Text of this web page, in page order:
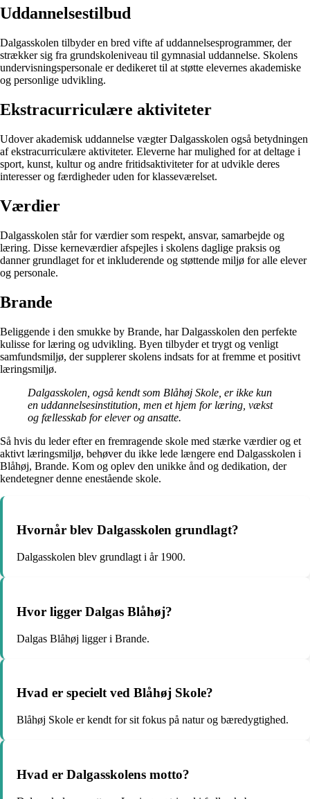
Uddannelsestilbud
Dalgasskolen tilbyder en bred vifte af uddannelsesprogrammer, der
strækker sig fra grundskoleniveau til gymnasial uddannelse. Skolens
undervisningspersonale er dedikeret til at støtte elevernes akademiske
og personlige udvikling.
Ekstracurriculære aktiviteter
Udover akademisk uddannelse vægter Dalgasskolen også betydningen
af ekstracurriculære aktiviteter. Eleverne har mulighed for at deltage i
sport, kunst, kultur og andre fritidsaktiviteter for at udvikle deres
interesser og færdigheder uden for klasseværelset.
Værdier
Dalgasskolen står for værdier som respekt, ansvar, samarbejde og
læring. Disse kerneværdier afspejles i skolens daglige praksis og
danner grundlaget for et inkluderende og støttende miljø for alle elever
og personale.
Brande
Beliggende i den smukke by Brande, har Dalgasskolen den perfekte
kulisse for læring og udvikling. Byen tilbyder et trygt og venligt
samfundsmiljø, der supplerer skolens indsats for at fremme et positivt
læringsmiljø.
Dalgasskolen, også kendt som Blåhøj Skole, er ikke kun
en uddannelsesinstitution, men et hjem for læring, vækst
og fællesskab for elever og ansatte.
Så hvis du leder efter en fremragende skole med stærke værdier og et
aktivt læringsmiljø, behøver du ikke lede længere end Dalgasskolen i
Blåhøj, Brande. Kom og oplev den unikke ånd og dedikation, der
kendetegner denne enestående skole.
Hvornår blev Dalgasskolen grundlagt?
Dalgasskolen blev grundlagt i år 1900.
Hvor ligger Dalgas Blåhøj?
Dalgas Blåhøj ligger i Brande.
Hvad er specielt ved Blåhøj Skole?
Blåhøj Skole er kendt for sit fokus på natur og bæredygtighed.
Hvad er Dalgasskolens motto?